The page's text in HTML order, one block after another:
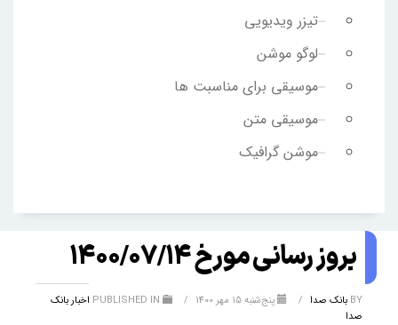
تیزر ویدیویی
لوگو موشن
موسیقی برای مناسبت ها
موسیقی متن
موشن گرافیک
بروز رسانی مورخ 1400/07/14
BY بانک صدا / پنج‌شنبه 15 مهر 1400 /
اخبار بانک
صدا